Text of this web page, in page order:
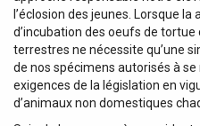
l’éclosion des jeunes. Lorsque
d’incubation des oeufs de
terrestres ne nécessite qu’une
de nos spécimens autorisés à
exigences de la législation en
d’animaux non domestiques